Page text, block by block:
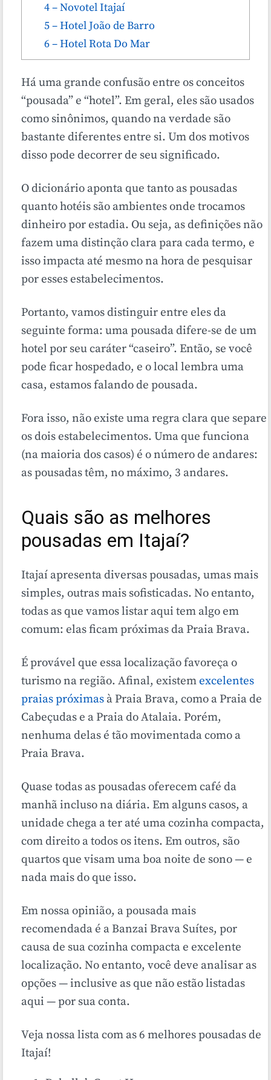
4 – Novotel Itajaí
5 – Hotel João de Barro
6 – Hotel Rota Do Mar
Há uma grande confusão entre os conceitos
“pousada” e “hotel”. Em geral, eles são usados
como sinônimos, quando na verdade são
bastante diferentes entre si. Um dos motivos
disso pode decorrer de seu significado.
O dicionário aponta que tanto as pousadas
quanto hotéis são ambientes onde trocamos
dinheiro por estadia. Ou seja, as definições não
fazem uma distinção clara para cada termo, e
isso impacta até mesmo na hora de pesquisar
por esses estabelecimentos.
Portanto, vamos distinguir entre eles da
seguinte forma: uma pousada difere-se de um
hotel por seu caráter “caseiro”. Então, se você
pode ficar hospedado, e o local lembra uma
casa, estamos falando de pousada.
Fora isso, não existe uma regra clara que separe
os dois estabelecimentos. Uma que funciona
(na maioria dos casos) é o número de andares:
as pousadas têm, no máximo, 3 andares.
Quais são as melhores
pousadas em Itajaí?
Itajaí apresenta diversas pousadas, umas mais
simples, outras mais sofisticadas. No entanto,
todas as que vamos listar aqui tem algo em
comum: elas ficam próximas da Praia Brava.
É provável que essa localização favoreça o
turismo na região. Afinal, existemexcelentes
praias próximas à Praia Brava, como a Praia de
Cabeçudas e a Praia do Atalaia. Porém,
nenhuma delas é tão movimentada como a
Praia Brava.
Quase todas as pousadas oferecem café da
manhã incluso na diária. Em alguns casos, a
unidade chega a ter até uma cozinha compacta,
com direito a todos os itens. Em outros, são
quartos que visam uma boa noite de sono — e
nada mais do que isso.
Em nossa opinião, a pousada mais
recomendada é a Banzai Brava Suítes, por
causa de sua cozinha compacta e excelente
localização. No entanto, você deve analisar as
opções — inclusive as que não estão listadas
aqui — por sua conta.
Veja nossa lista com as 6 melhores pousadas de
Itajaí!